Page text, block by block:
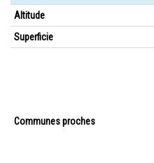
Altitude
Superficie
Communes proches